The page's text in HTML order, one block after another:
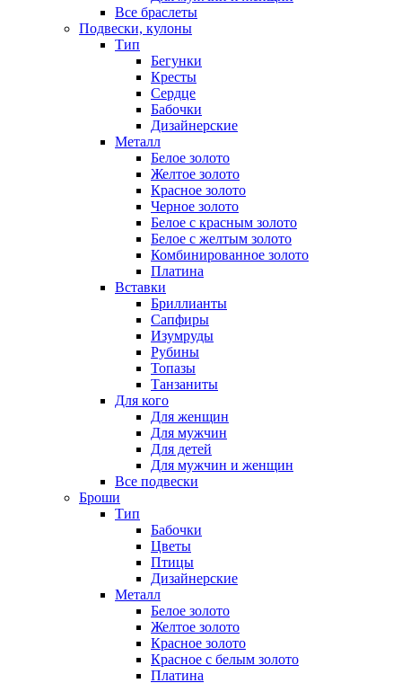
Все браслеты
Подвески, кулоны
Тип
Бегунки
Кресты
Сердце
Бабочки
Дизайнерские
Металл
Белое золото
Желтое золото
Красное золото
Черное золото
Белое с красным золото
Белое с желтым золото
Комбинированное золото
Платина
Вставки
Бриллианты
Сапфиры
Изумруды
Рубины
Топазы
Танзаниты
Для кого
Для женщин
Для мужчин
Для детей
Для мужчин и женщин
Все подвески
Броши
Тип
Бабочки
Цветы
Птицы
Дизайнерские
Металл
Белое золото
Желтое золото
Красное золото
Красное с белым золото
Платина